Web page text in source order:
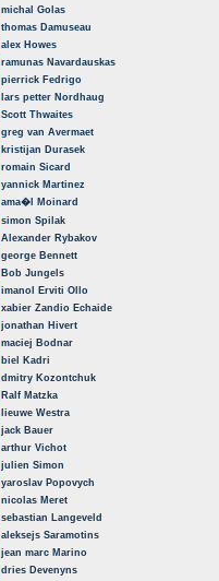
michal Golas
thomas Damuseau
alex Howes
ramunas Navardauskas
pierrick Fedrigo
lars petter Nordhaug
Scott Thwaites
greg van Avermaet
kristijan Durasek
romain Sicard
yannick Martinez
ama�l Moinard
simon Spilak
Alexander Rybakov
george Bennett
Bob Jungels
imanol Erviti Ollo
xabier Zandio Echaide
jonathan Hivert
maciej Bodnar
biel Kadri
dmitry Kozontchuk
Ralf Matzka
lieuwe Westra
jack Bauer
arthur Vichot
julien Simon
yaroslav Popovych
nicolas Meret
sebastian Langeveld
aleksejs Saramotins
jean marc Marino
dries Devenyns